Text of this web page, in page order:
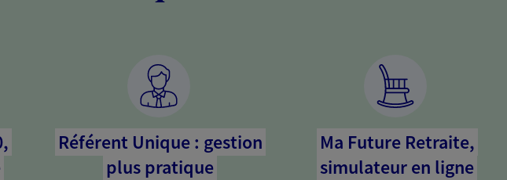
Référent Unique : gestion
plus pratique
Ma Future Retraite,
simulateur en ligne